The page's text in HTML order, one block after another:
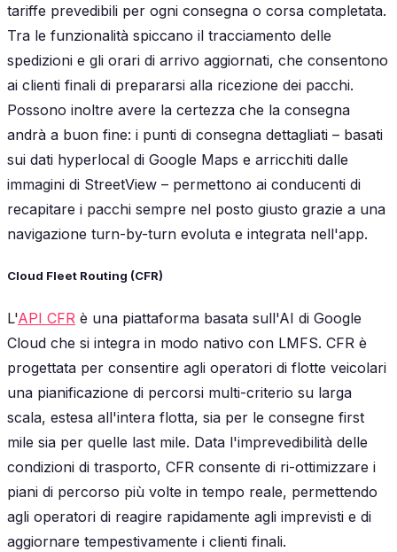
tariffe prevedibili per ogni consegna o corsa completata.
Tra le funzionalità spiccano il tracciamento delle
spedizioni e gli orari di arrivo aggiornati, che consentono
ai clienti finali di prepararsi alla ricezione dei pacchi.
Possono inoltre avere la certezza che la consegna
andrà a buon fine: i punti di consegna dettagliati – basati
sui dati hyperlocal di Google Maps e arricchiti dalle
immagini di StreetView – permettono ai conducenti di
recapitare i pacchi sempre nel posto giusto grazie a una
navigazione turn-by-turn evoluta e integrata nell'app.
Cloud Fleet Routing (CFR)
L'API CFR è una piattaforma basata sull'AI di Google
Cloud che si integra in modo nativo con LMFS. CFR è
progettata per consentire agli operatori di flotte veicolari
una pianificazione di percorsi multi-criterio su larga
scala, estesa all'intera flotta, sia per le consegne first
mile sia per quelle last mile. Data l'imprevedibilità delle
condizioni di trasporto, CFR consente di ri-ottimizzare i
piani di percorso più volte in tempo reale, permettendo
agli operatori di reagire rapidamente agli imprevisti e di
aggiornare tempestivamente i clienti finali.